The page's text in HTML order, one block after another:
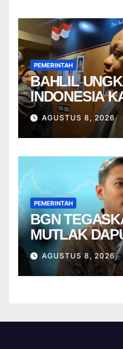
PEMERINTAH
BAHLIL
INDONESIA
VIETNAM
AGUSTUS 8, 2026
PEMERINTAH
BGN
MUTLAK
AGUSTUS 8, 2026